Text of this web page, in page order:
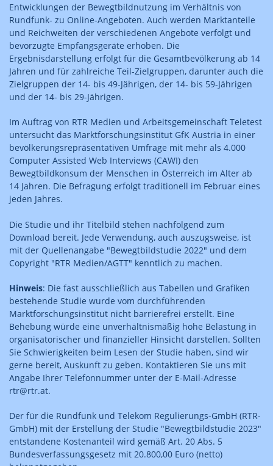
Entwicklungen der Bewegtbildnutzung im Verhältnis von
Rundfunk- zu Online-Angeboten. Auch werden Marktanteile
und Reichweiten der verschiedenen Angebote verfolgt und
bevorzugte Empfangsgeräte erhoben. Die
Ergebnisdarstellung erfolgt für die Gesamtbevölkerung ab 14
Jahren und für zahlreiche Teil-Zielgruppen, darunter auch die
Zielgruppen der 14- bis 49-Jährigen, der 14- bis 59-Jährigen
und der 14- bis 29-Jährigen.
Im Auftrag von RTR Medien und Arbeitsgemeinschaft Teletest
untersucht das Marktforschungsinstitut GfK Austria in einer
bevölkerungsrepräsentativen Umfrage mit mehr als 4.000
Computer Assisted Web Interviews (CAWI) den
Bewegtbildkonsum der Menschen in Österreich im Alter ab
14 Jahren. Die Befragung erfolgt traditionell im Februar eines
jeden Jahres.
Die Studie und ihr Titelbild stehen nachfolgend zum
Download bereit. Jede Verwendung, auch auszugsweise, ist
mit der Quellenangabe "Bewegtbildstudie 2022" und dem
Copyright "RTR Medien/AGTT" kenntlich zu machen.
Hinweis: Die fast ausschließlich aus Tabellen und Grafiken
bestehende Studie wurde vom durchführenden
Marktforschungsinstitut nicht barrierefrei erstellt. Eine
Behebung würde eine unverhältnismäßig hohe Belastung in
organisatorischer und finanzieller Hinsicht darstellen. Sollten
Sie Schwierigkeiten beim Lesen der Studie haben, sind wir
gerne bereit, Auskunft zu geben. Kontaktieren Sie uns mit
Angabe Ihrer Telefonnummer unter der E-Mail-Adresse
rtr@rtr.at.
Der für die Rundfunk und Telekom Regulierungs-GmbH (RTR-
GmbH) mit der Erstellung der Studie "Bewegtbildstudie 2023"
entstandene Kostenanteil wird gemäß Art. 20 Abs. 5
Bundesverfassungsgesetz mit 20.800,00 Euro (netto)